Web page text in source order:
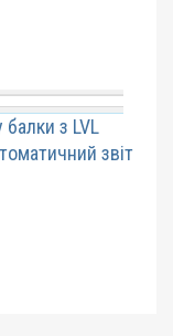
з LVL
звіт